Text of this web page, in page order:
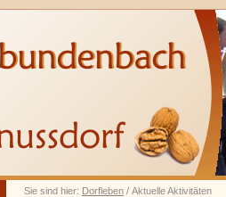
Sie sind hier: Dorfleben / Aktuelle Aktivitäten